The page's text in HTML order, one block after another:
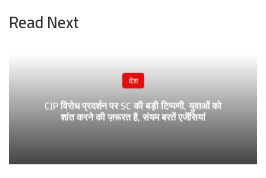
Read Next
देश
CJP विरोध प्रदर्शन पर SC की बड़ी टिप्पणी, युवाओं को
शांत करने की ज़रूरत है, संयम बरतें एजेंसियां